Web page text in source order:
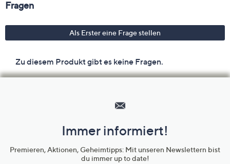
Unternehmensinformationen
Immer informiert!
Premieren, Aktionen, Geheimtipps: Mit unseren Newslettern bist
du immer up to date!